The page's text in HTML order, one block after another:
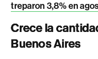
treparon 3,8% en
Crece la
Buenos Aires